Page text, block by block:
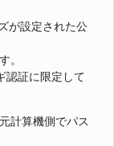
が設定された公
。
認証に限定して
計算機側でパス